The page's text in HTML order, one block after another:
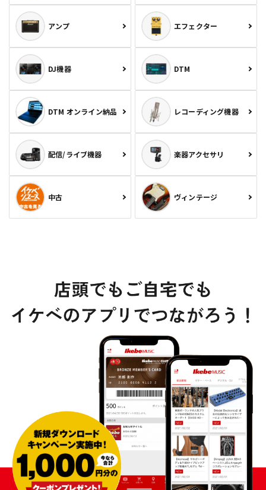
アンプ エフェクター
DJ機器 DTM
DTM オンライン納品 レコーディング機器
配信/ライブ機器 楽器アクセサリ
中古 ヴィンテージ